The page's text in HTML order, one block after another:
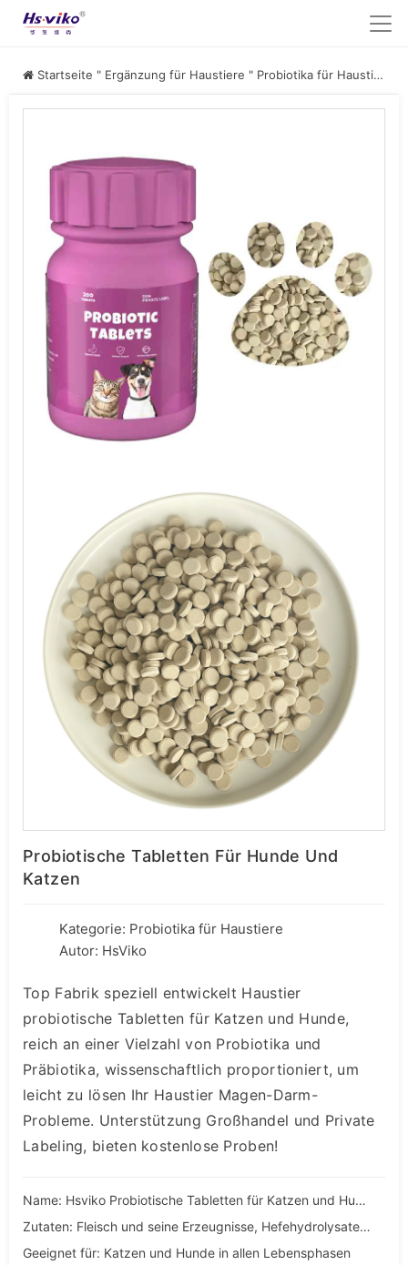
Startseite " Ergänzung für Haustiere " Probiotika für Haustiere
Probiotische Tabletten Für Hunde Und
Katzen
Kategorie: Probiotika für Haustiere
Autor: HsViko
Top Fabrik speziell entwickelt Haustier
probiotische Tabletten für Katzen und Hunde,
reich an einer Vielzahl von Probiotika und
Präbiotika, wissenschaftlich proportioniert, um
leicht zu lösen Ihr Haustier Magen-Darm-
Probleme. Unterstützung Großhandel und Private
Labeling, bieten kostenlose Proben!
Name: Hsviko Probiotische Tabletten für Katzen und Hunde
Zutaten: Fleisch und seine Erzeugnisse, Hefehydrolysate, Dextrine
Geeignet für: Katzen und Hunde in allen Lebensphasen